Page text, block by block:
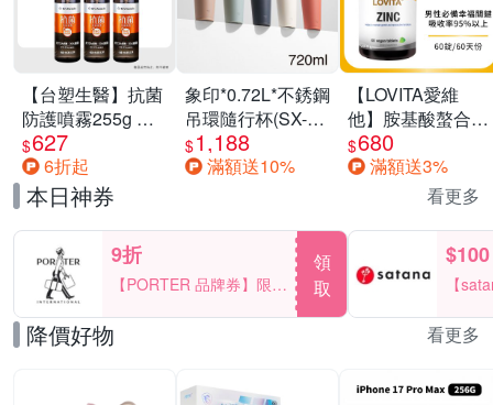
【台塑生醫】抗菌
防護噴霧255g 三
入組
$627
6折起
象印*0.72L*不銹鋼
吊環隨行杯(SX-
LA72H)
$1,188
滿額送10%
【LOVITA愛維
他】胺基酸螯合鋅
x2瓶30mg素食錠
(鋅錠)
$680
滿額送3%
本日神券 看更多
9折
【PORTER 品牌券】限時
2天 滿2000享9折
領
取
$100
【
一件
降價好物 看更多